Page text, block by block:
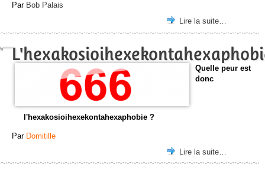
Par Bob Palais
Lire la suite…
Quelle peur est
donc
l'hexakosioihexekontahexaphobie ?
Par Domitille
Lire la suite…